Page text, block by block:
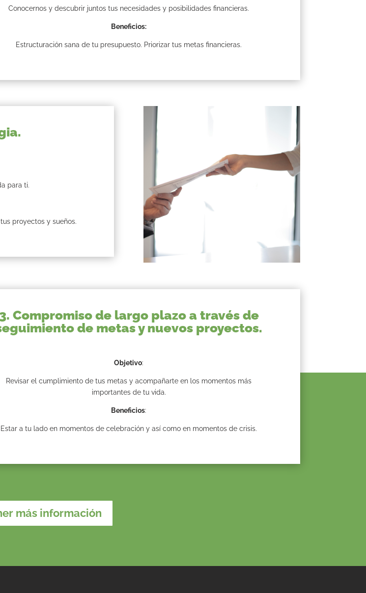
Conocernos y descubrir juntos tus necesidades y posibilidades financieras.
Beneficios:
Estructuración sana de tu presupuesto. Priorizar tus metas financieras.
para ti.
proyectos y sueños.
3. Compromiso de largo plazo a través de
de metas y nuevos proyectos.
Objetivo:
Revisar el cumplimiento de tus metas y acompañarte en los momentos más
importantes de tu vida.
Beneficios:
Estar a tu lado en momentos de celebración y así como en momentos de crisis.
más información